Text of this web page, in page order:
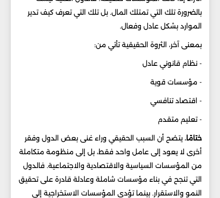
بالضرورة تلك التي تمتلك المال. بل تلك التي تعرف كيف تدير
الموارد بشكل عادل وفعال.
بمعنى آخر، الثروة الحقيقية تأتي من:
- نظام قانوني عادل
- مؤسسات قوية
- اقتصاد تنافسي
- تعليم متقدم
ختامًا، يتضح أن السبب الحقيقي وراء غنى بعض الدول وفقر
أخرى لا يعود إلى عامل واحد فقط، بل إلى منظومة متكاملة
من المؤسسات السياسية والاقتصادية والاجتماعية. فالدول
التي تنجح في بناء مؤسسات شاملة وعادلة قادرة على تحقيق
النمو والاستقرار. بينما تؤدي المؤسسات الاستخراجية إلى